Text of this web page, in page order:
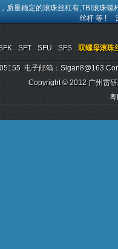
质量稳定的滚珠丝杠有,TBI 滚珠螺
丝杆 等 !
SFT SFU SFS 双螺母滚珠
电子邮箱：
Copyright © 2012 广州雷